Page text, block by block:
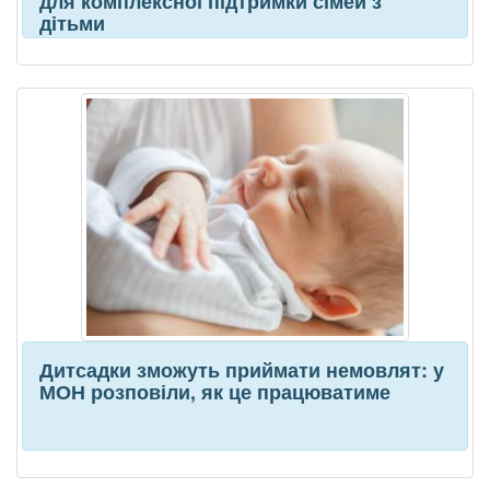
дітьми
Дитсадки зможуть приймати немовлят: у
МОН розповіли, як це працюватиме